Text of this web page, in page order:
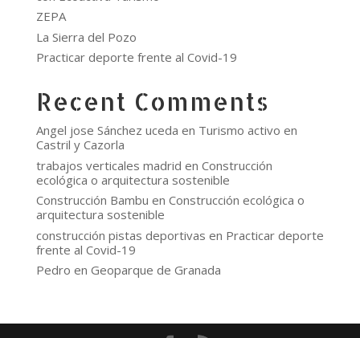
ZEPA
La Sierra del Pozo
Practicar deporte frente al Covid-19
Recent Comments
Angel jose Sánchez uceda en Turismo activo en
Castril y Cazorla
trabajos verticales madrid en Construcción
ecológica o arquitectura sostenible
Construcción Bambu en Construcción ecológica o
arquitectura sostenible
construcción pistas deportivas en Practicar deporte
frente al Covid-19
Pedro en Geoparque de Granada